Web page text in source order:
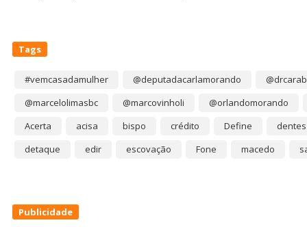
Tags
#vemcasadamulher @deputadacarlamorando
@marcelolimasbc
@marcovinholi
@orlandomorando
Acerta
acisa bispo crédito Define
dentes
detaque
edir escovação Fone macedo
Publicidade